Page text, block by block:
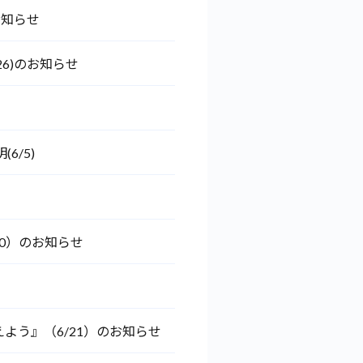
らせ
のお知らせ
(6/5)
）のお知らせ
う』（6/21）のお知らせ